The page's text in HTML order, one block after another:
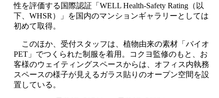
性を評価する国際認証「 WELL Health-Safety Rating （以
下、 WHSR ）」を国内のマンションギャラリーとしては
初めて取得。
このほか、受付スタッフは、植物由来の素材「バイオ
PET 」でつくられた制服を着用。コクヨ監修のもと、お
客様のウェイティングスペースからは、オフィス内執務
スペースの様子が見えるガラス貼りのオープン空間を設
置している。